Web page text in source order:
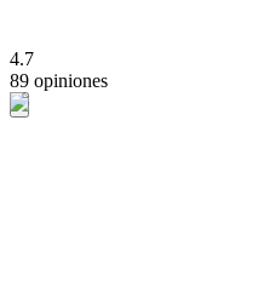
4.7
89 opiniones